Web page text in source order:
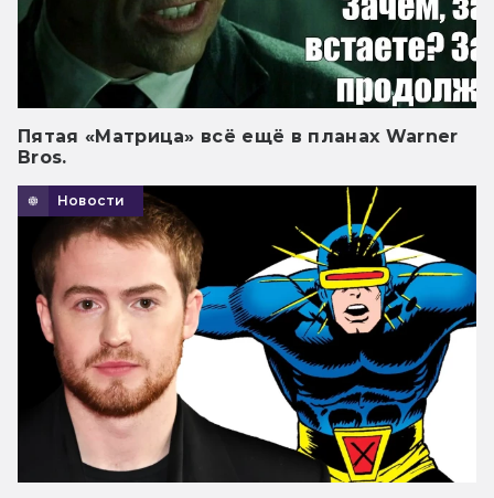
Пятая «Матрица» всё ещё в планах Warner
Bros.
Новости